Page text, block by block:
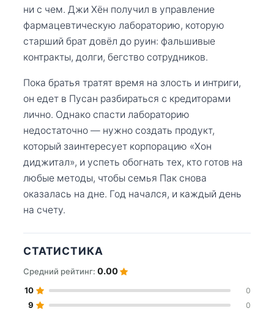
ни с чем. Джи Хён получил в управление
фармацевтическую лабораторию, которую
старший брат довёл до руин: фальшивые
контракты, долги, бегство сотрудников.
Пока братья тратят время на злость и интриги,
он едет в Пусан разбираться с кредиторами
лично. Однако спасти лабораторию
недостаточно — нужно создать продукт,
который заинтересует корпорацию «Хон
диджитал», и успеть обогнать тех, кто готов на
любые методы, чтобы семья Пак снова
оказалась на дне. Год начался, и каждый день
на счету.
СТАТИСТИКА
Средний рейтинг: 0.00
10 0
9 0